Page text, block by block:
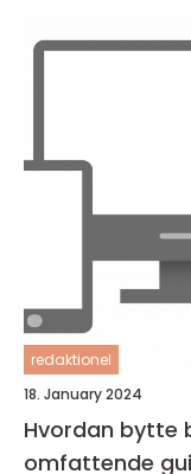
redaktionel
18. January 2024
Hvordan bytte
omfattende